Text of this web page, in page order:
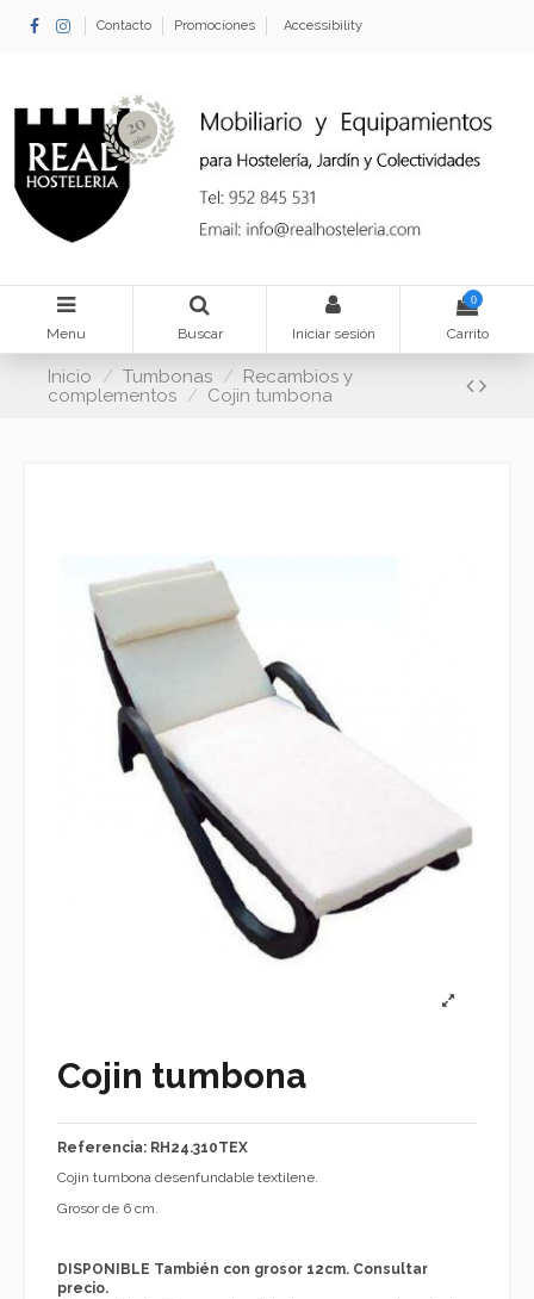
Contacto Promociones Accessibility
Menu Buscar Iniciar sesión
0
Carrito
Inicio Tumbonas
Recambios y
complementos
Cojin tumbona
Cojin tumbona
Referencia: RH24.310TEX
Cojin tumbona desenfundable textilene.
Grosor de 6 cm.
DISPONIBLE También con grosor 12cm. Consultar
precio.